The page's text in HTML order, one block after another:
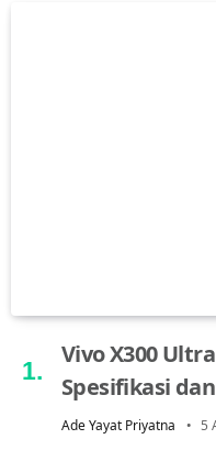
Vivo X300
Spesifikasi
Ade Yayat Priyatna 5